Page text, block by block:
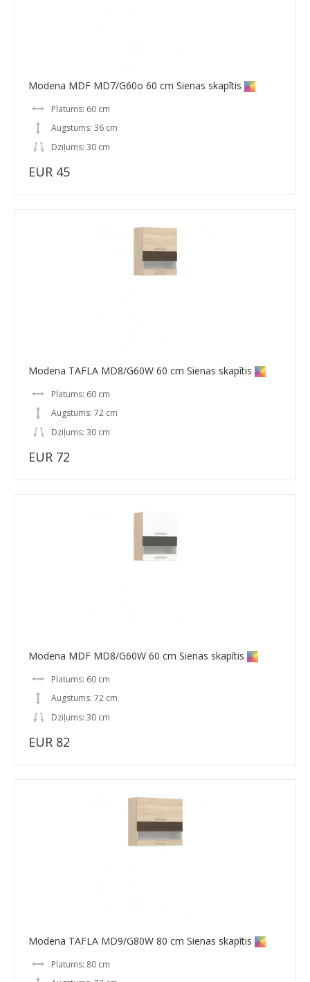
Modena MDF MD7/G60o 60 cm Sienas skapītis
Platums: 60 cm
Augstums: 36 cm
Dziļums: 30 cm
EUR 45
Modena TAFLA MD8/G60W 60 cm Sienas skapītis
Platums: 60 cm
Augstums: 72 cm
Dziļums: 30 cm
EUR 72
Modena MDF MD8/G60W 60 cm Sienas skapītis
Platums: 60 cm
Augstums: 72 cm
Dziļums: 30 cm
EUR 82
Modena TAFLA MD9/G80W 80 cm Sienas skapītis
Platums: 80 cm